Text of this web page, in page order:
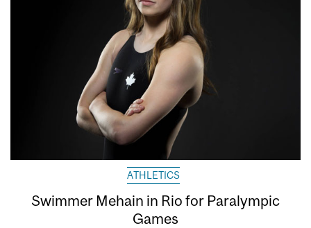
ATHLETICS
Swimmer Mehain in Rio for Paralympic
Games